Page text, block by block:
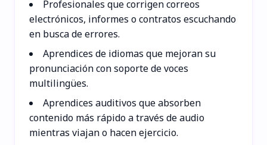
Profesionales que corrigen correos
electrónicos, informes o contratos escuchando
en busca de errores.
Aprendices de idiomas que mejoran su
pronunciación con soporte de voces
multilingües.
Aprendices auditivos que absorben
contenido más rápido a través de audio
mientras viajan o hacen ejercicio.